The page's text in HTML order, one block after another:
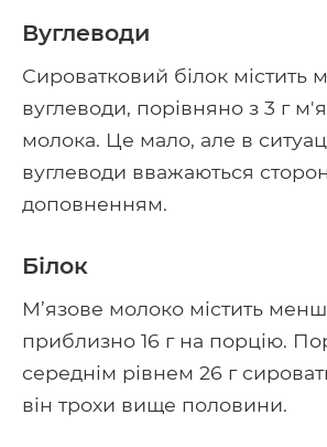
Вуглеводи
Сироватковий білок містить
вуглеводи, порівняно з 3 г
молока. Це мало, але в
вуглеводи вважаються
доповненням.
Білок
М’язове молоко містить
приблизно 16 г на порцію.
середнім рівнем 26 г
він трохи вище половини.